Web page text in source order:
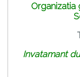
Organizatia
Invatamant